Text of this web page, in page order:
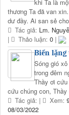
khi Ta là
thương Ta đã van
dư đầy. Ai san sẻ
Tác giả: Lm.
|
Thảo luận: 0 |
Biển
Sóng gió
trong đêm
Thầy ơi
cứu chúng con, Thầy
Tác giả: | Xem:
08/03/2022